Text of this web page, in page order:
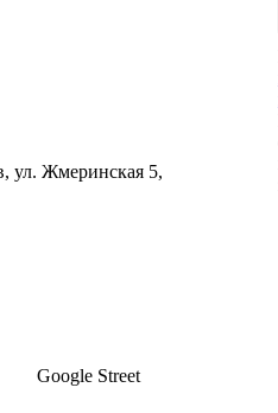
ул. Жмеринская 5,
Google Street